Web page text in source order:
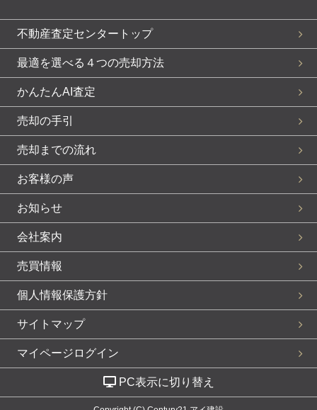
不動産査定センタートップ
最適を選べる４つの売却方法
かんたんAI査定
売却の手引
売却までの流れ
お客様の声
お知らせ
会社案内
売買情報
個人情報保護方針
サイトマップ
マイページログイン
PC表示に切り替え